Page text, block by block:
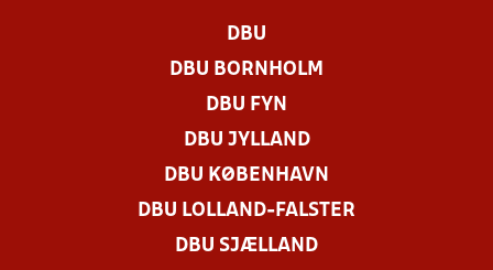
DBU
DBU BORNHOLM
DBU FYN
DBU JYLLAND
DBU KØBENHAVN
DBU LOLLAND-FALSTER
DBU SJÆLLAND